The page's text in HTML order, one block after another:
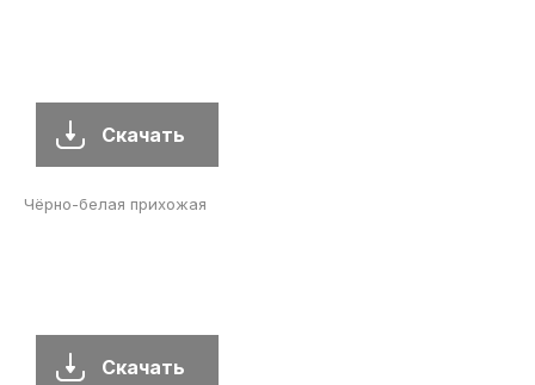
Скачать
Чёрно-белая прихожая
Скачать